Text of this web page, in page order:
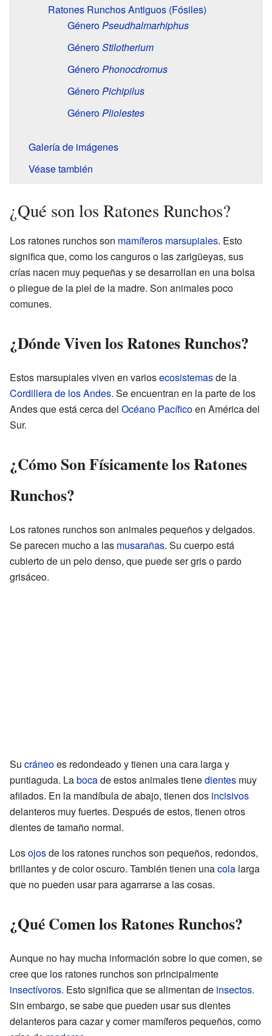
Ratones Runchos Antiguos (Fósiles)
GéneroPseudhalmarhiphus
GéneroStilotherium
GéneroPhonocdromus
GéneroPichipilus
GéneroPliolestes
Galería de imágenes
Véase también
¿Qué son los Ratones Runchos?
Los ratones runchos son mamíferos marsupiales. Esto
significa que, como los canguros o las zarigüeyas, sus
crías nacen muy pequeñas y se desarrollan en una bolsa
o pliegue de la piel de la madre. Son animales poco
comunes.
¿Dónde Viven los Ratones Runchos?
Estos marsupiales viven en variosecosistemasde la
Cordillera de los Andes. Se encuentran en la parte de los
Andes que está cerca del Océano Pacíficoen América del
Sur.
¿Cómo Son Físicamente los Ratones
Runchos?
Los ratones runchos son animales pequeños y delgados.
Se parecen mucho a las musarañas. Su cuerpo está
cubierto de un pelo denso, que puede ser gris o pardo
grisáceo.
Su cráneoes redondeado y tienen una cara larga y
puntiaguda. Labocade estos animales tienedientes muy
afilados. En la mandíbula de abajo, tienen dos incisivos
delanteros muy fuertes. Después de estos, tienen otros
dientes de tamaño normal.
Losojosde los ratones runchos son pequeños, redondos,
brillantes y de color oscuro. También tienen unacola larga
que no pueden usar para agarrarse a las cosas.
¿Qué Comen los Ratones Runchos?
Aunque no hay mucha información sobre lo que comen, se
cree que los ratones runchos son principalmente
insectívoros. Esto significa que se alimentan de insectos.
Sin embargo, se sabe que pueden usar sus dientes
delanteros para cazar y comer mamíferos pequeños, como